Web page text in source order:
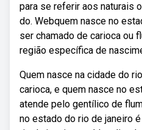
para se referir aos naturais
do. Webquem nasce no
ser chamado de carioca ou
região específica de
Quem nasce na cidade do
carioca, e quem nasce no
atende pelo gentílico de
no estado do rio de janeiro